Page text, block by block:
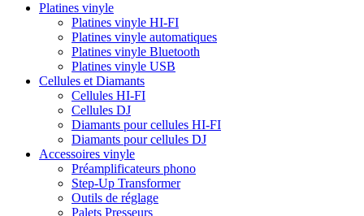
Platines vinyle
Platines vinyle HI-FI
Platines vinyle automatiques
Platines vinyle Bluetooth
Platines vinyle USB
Cellules et Diamants
Cellules HI-FI
Cellules DJ
Diamants pour cellules HI-FI
Diamants pour cellules DJ
Accessoires vinyle
Préamplificateurs phono
Step-Up Transformer
Outils de réglage
Palets Presseurs